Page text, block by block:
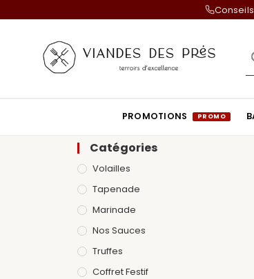
PROMOTIONS
Catégories
Volailles
Tapenade
Marinade
Nos Sauces
Truffes
Coffret Festif